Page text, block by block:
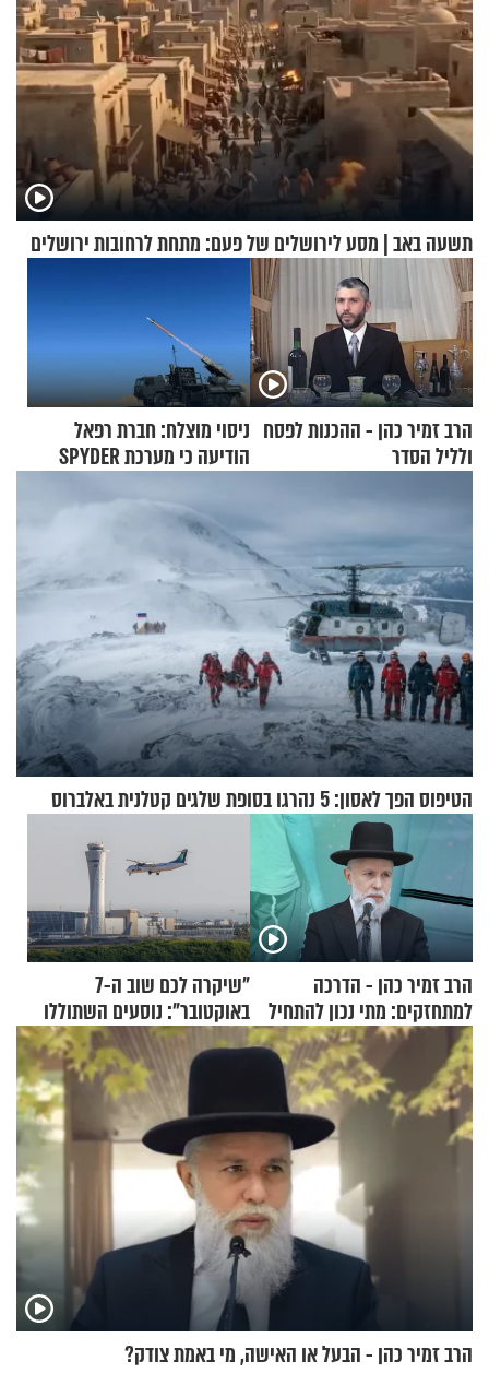
תשעה באב | מסע לירושלים של פעם: מתחת לרחובות ירושלים
הרב זמיר כהן - ההכנות לפסח
ולליל הסדר
ניסוי מוצלח: חברת רפאל
הודיעה כי מערכת SPYDER
הטיפוס הפך לאסון: 5 נהרגו בסופת שלגים קטלנית באלברוס
הרב זמיר כהן - הדרכה
למתחזקים: מתי נכון להתחיל
עם לבישת הציצית?
"שיקרה לכם שוב ה-7
באוקטובר": נוסעים השתוללו
בטיסה לפרנקפורט ונעצרו
לאחר שתקפו שוטרים
הרב זמיר כהן - הבעל או האישה, מי באמת צודק?